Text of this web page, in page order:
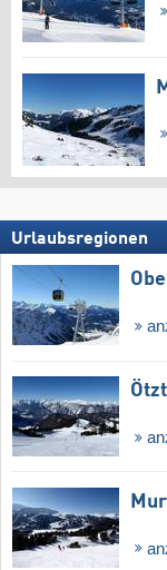
Urlaubsregionen